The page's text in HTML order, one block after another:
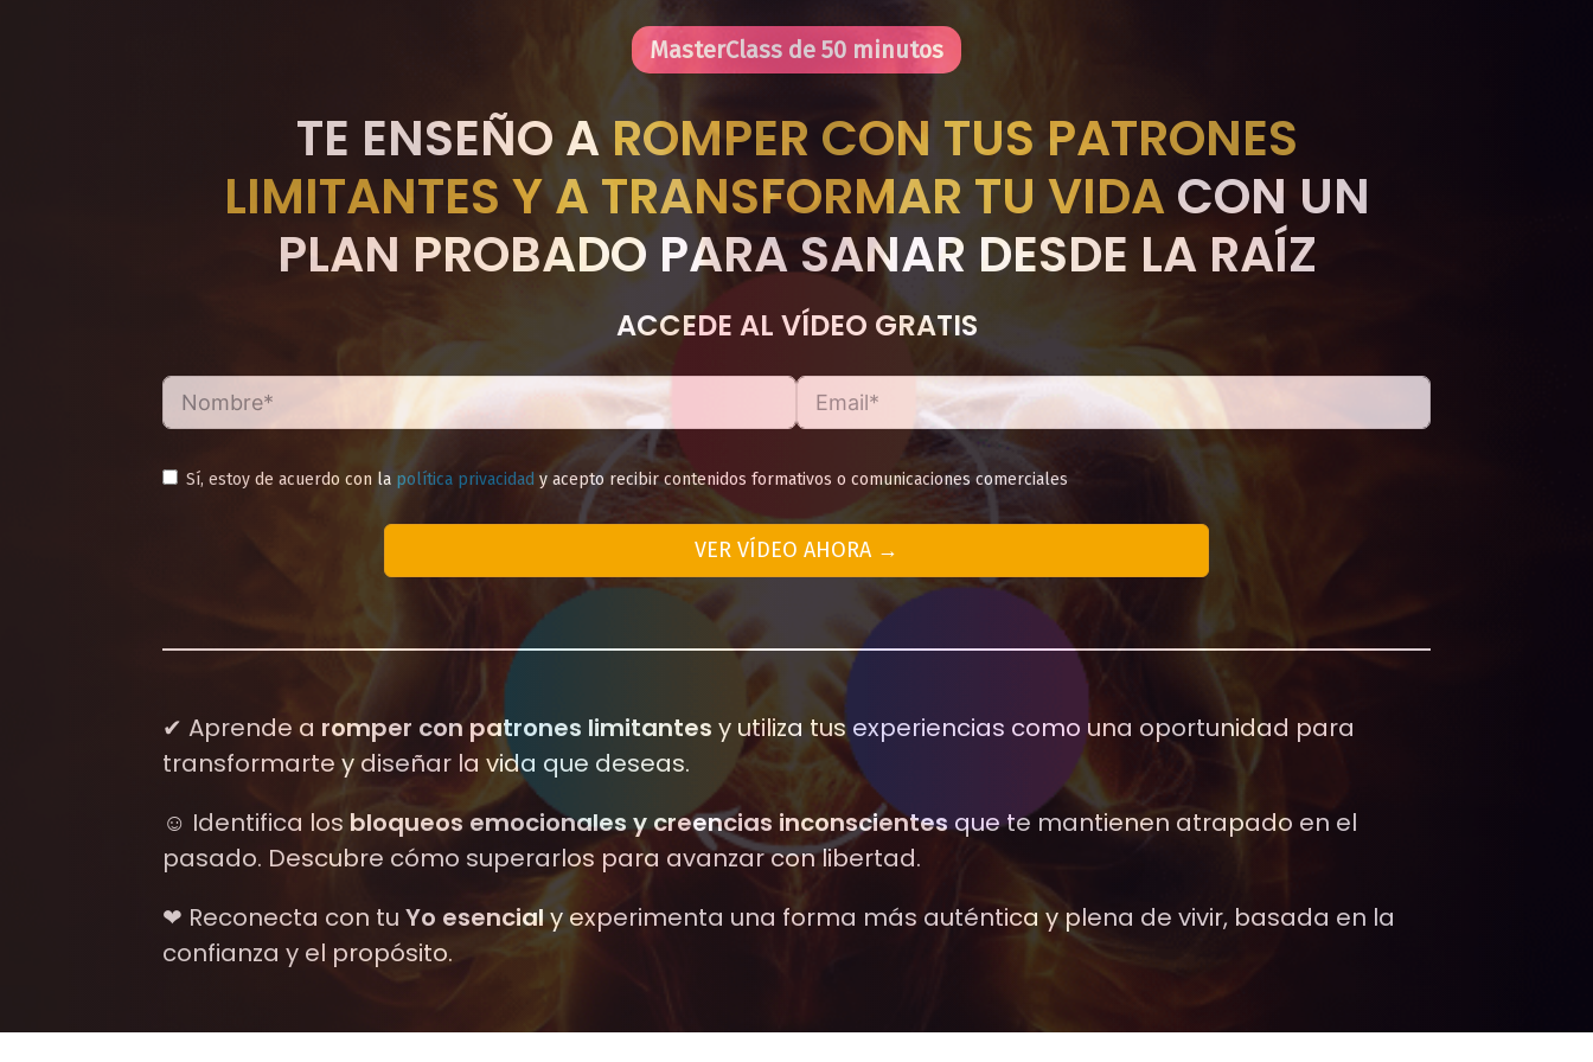
MasterClass de 50 minutos
TE ENSEÑO A ROMPER CON TUS PATRONES
LIMITANTES Y A TRANSFORMAR TU VIDACON UN
PLAN PROBADO PARA SANAR DESDE LA RAÍZ
ACCEDE AL VÍDEO GRATIS
Sí, estoy de acuerdo con la política privacidad y acepto recibir contenidos formativos o comunicaciones comerciales
VER VÍDEO AHORA →
✔︎ Aprende a romper con patrones limitantes y utiliza tus experiencias como una oportunidad para
transformarte y diseñar la vida que deseas.
☺︎ Identifica los bloqueos emocionales y creencias inconscientesque te mantienen atrapado en el
pasado. Descubre cómo superarlos para avanzar con libertad.
❤︎ Reconecta con tu Yo esencialy experimenta una forma más auténtica y plena de vivir, basada en la
confianza y el propósito.